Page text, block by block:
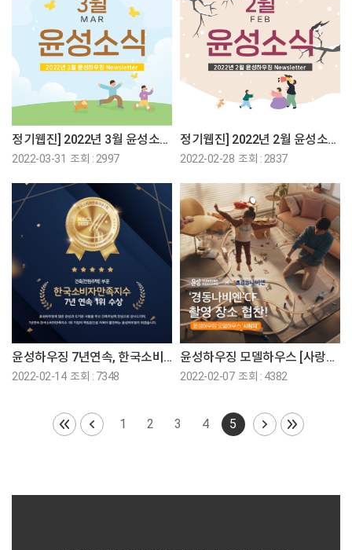
정기웹진] 2022년 3월 윤성소식♡
2022-03-31 조회 : 2997
정기웹진] 2022년 2월 윤성소식♡
2022-02-28 조회 : 2837
윤성하우징 7년연속, 한국소비자만족지수1위 수상
2022-02-14 조회 : 7348
윤성하우징 모델하우스 [사랑채] 경동나비엔 CF장소협찬!
2022-02-07 조회 : 4382
1 2 3 4 5